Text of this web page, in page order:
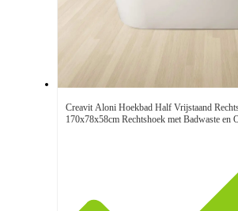
Creavit Aloni Hoekbad Half Vrijstaand
170x78x58cm Rechtshoek met Badwaste en